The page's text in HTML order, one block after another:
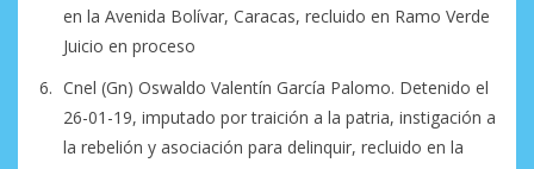
en la Avenida Bolívar, Caracas, recluido en Ramo Verde
Juicio en proceso
Cnel (Gn) Oswaldo Valentín García Palomo. Detenido el
26-01-19, imputado por traición a la patria, instigación a
la rebelión y asociación para delinquir, recluido en la